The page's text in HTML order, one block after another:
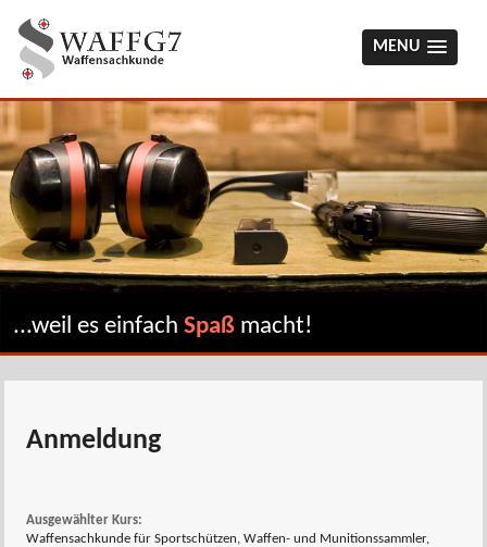
MENU
...weil es einfach Spaßmacht!
Anmeldung
Ausgewählter Kurs:
Waffensachkunde für Sportschützen, Waffen- und Munitionssammler,